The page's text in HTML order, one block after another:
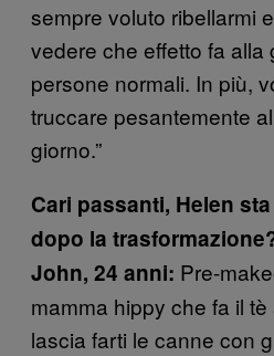
sempre voluto ribellarmi
vedere che effetto fa alla
persone normali. In più,
truccare pesantemente
giorno.”
Cari passanti, Helen
dopo la
John, 24 anni: Pre-
mamma hippy che fa il
lascia farti le canne con